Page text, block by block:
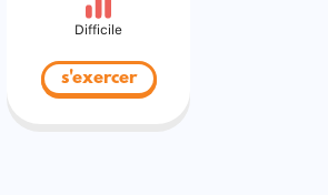
Difficile
s'exercer